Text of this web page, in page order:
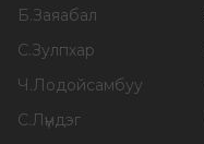
Б.Заяабал
С.Зулпхар
Ч.Лодойсамбуу
С.Лүндэг